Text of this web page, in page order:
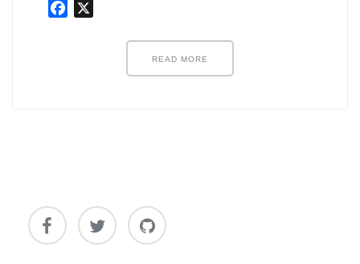
ノード紹介
Node-RED にゅーびーず
Facebook
READ MORE